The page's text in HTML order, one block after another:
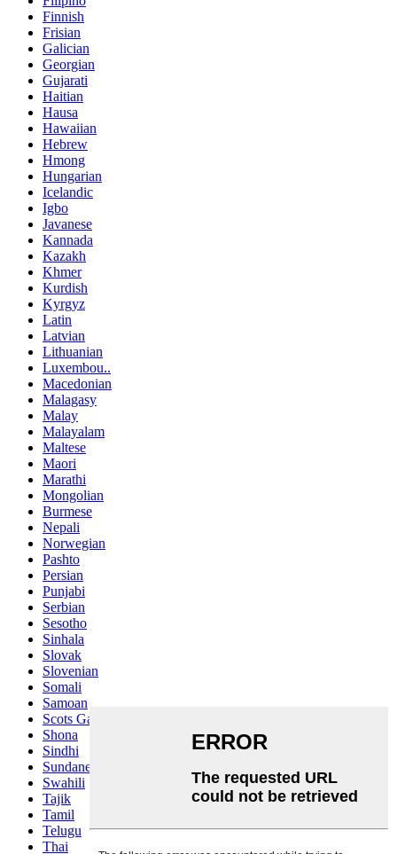
Finnish
Frisian
Galician
Georgian
Gujarati
Haitian
Hausa
Hawaiian
Hebrew
Hmong
Hungarian
Icelandic
Igbo
Javanese
Kannada
Kazakh
Khmer
Kurdish
Kyrgyz
Latin
Latvian
Lithuanian
Luxembou..
Macedonian
Malagasy
Malay
Malayalam
Maltese
Maori
Marathi
Mongolian
Burmese
Nepali
Norwegian
Pashto
Persian
Punjabi
Serbian
Sesotho
Sinhala
Slovak
Slovenian
Somali
Samoan
Scots Gaelic
Shona
Sindhi
Sundanese
Swahili
Tajik
Tamil
Telugu
Thai